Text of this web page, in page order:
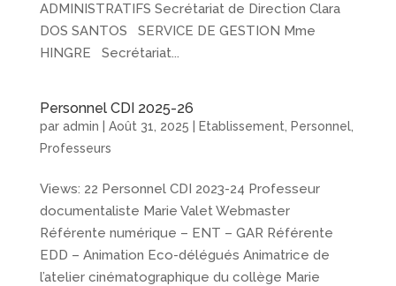
ADMINISTRATIFS Secrétariat de Direction Clara
DOS SANTOS SERVICE DE GESTION Mme
HINGRE Secrétariat...
Personnel CDI 2025-26
par admin Août 31, 2025 Etablissement Personnel,
Professeurs
Views: 22 Personnel CDI 2023-24 Professeur
documentaliste Marie Valet Webmaster
Référente numérique – ENT – GAR Référente
EDD – Animation Eco-délégués Animatrice de
l’atelier cinématographique du collège Marie